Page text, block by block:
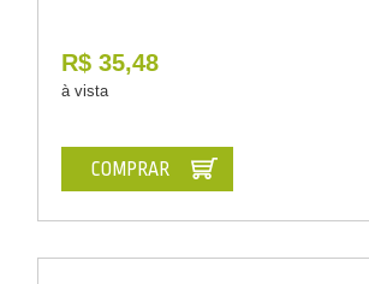
R$ 35,48
à vista
COMPRAR